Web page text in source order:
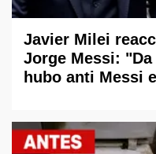
Javier Milei
Jorge Messi:
hubo anti Messi